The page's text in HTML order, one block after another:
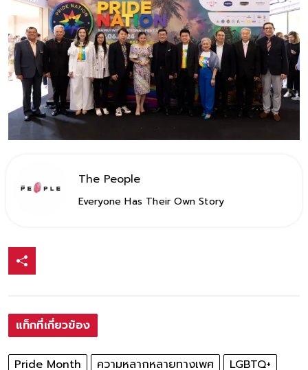
The People
Everyone Has Their Own Story
แท็กที่เกี่ยวข้อง
Pride Month ความหลากหลายทางเพศ
LGBTQ+